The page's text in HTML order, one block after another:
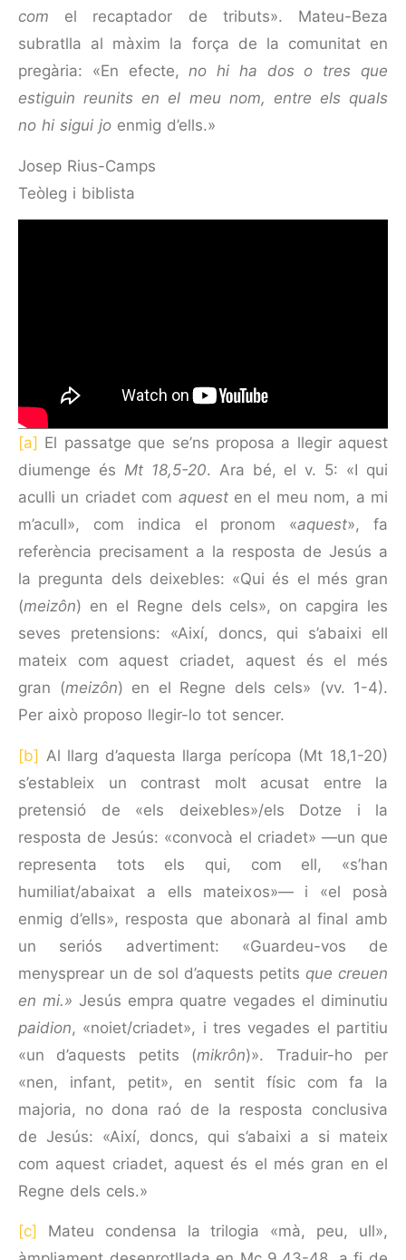
com el recaptador de tributs». Mateu-Beza
subratlla al màxim la força de la comunitat en
pregària: «En efecte,no hi ha dos o tres que
estiguin reunits en el meu nom, entre els quals
no hi sigui jo enmig d’ells.»
Josep Rius-Camps
Teòleg i biblista
[a] El passatge que se’ns proposa a llegir aquest
diumenge és Mt 18,5-20. Ara bé, el v. 5: «I qui
aculli un criadet com aquesten el meu nom, a mi
m’acull», com indica el pronom «aquest», fa
referència precisament a la resposta de Jesús a
la pregunta dels deixebles: «Qui és el més gran
(meizôn) en el Regne dels cels», on capgira les
seves pretensions: «Així, doncs, qui s’abaixi ell
mateix com aquest criadet, aquest és el més
gran (meizôn) en el Regne dels cels» (vv. 1-4).
Per això proposo llegir-lo tot sencer.
[b] Al llarg d’aquesta llarga perícopa (Mt 18,1-20)
s’estableix un contrast molt acusat entre la
pretensió de «els deixebles»/els Dotze i la
resposta de Jesús: «convocà el criadet» —un que
representa tots els qui, com ell, «s’han
humiliat/abaixat a ells mateixos»— i «el posà
enmig d’ells», resposta que abonarà al final amb
un seriós advertiment: «Guardeu-vos de
menysprear un de sol d’aquests petits que creuen
en mi.» Jesús empra quatre vegades el diminutiu
paidion, «noiet/criadet», i tres vegades el partitiu
«un d’aquests petits (mikrôn)». Traduir-ho per
«nen, infant, petit», en sentit físic com fa la
majoria, no dona raó de la resposta conclusiva
de Jesús: «Així, doncs, qui s’abaixi a si mateix
com aquest criadet, aquest és el més gran en el
Regne dels cels.»
[c]
Mateu condensa la trilogia «mà, peu, ull»,